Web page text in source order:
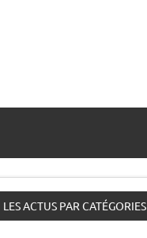
LES ACTUS PAR CATÉGORIES